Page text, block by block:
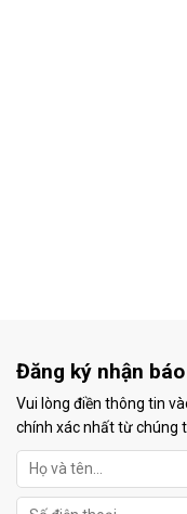
Đăng ký nhận
Vui lòng điền thông tin
chính xác nhất từ chúng